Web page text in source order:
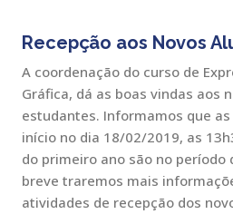
Recepção aos Novos
A coordenação do curso de
Gráfica, dá as boas vindas aos
estudantes. Informamos que
início no dia 18/02/2019, as
do primeiro ano são no período
breve traremos mais
atividades de recepção dos